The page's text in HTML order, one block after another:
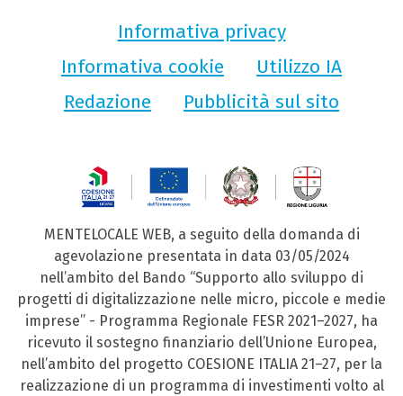
Informativa privacy
Informativa cookie
Utilizzo IA
Redazione
Pubblicità sul sito
MENTELOCALE WEB, a seguito della domanda di
agevolazione presentata in data 03/05/2024
nell’ambito del Bando “Supporto allo sviluppo di
progetti di digitalizzazione nelle micro, piccole e medie
imprese” - Programma Regionale FESR 2021–2027, ha
ricevuto il sostegno finanziario dell’Unione Europea,
nell’ambito del progetto COESIONE ITALIA 21–27, per la
realizzazione di un programma di investimenti volto al